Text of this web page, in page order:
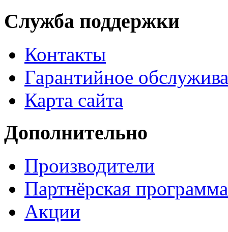
Служба поддержки
Контакты
Гарантийное
Карта сайта
Дополнительно
Производители
Партнёрская программа
Акции